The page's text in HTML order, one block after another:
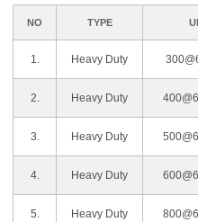
NO TYPE
1. Heavy Duty
2. Heavy Duty
3. Heavy Duty
4. Heavy Duty
5. Heavy Duty